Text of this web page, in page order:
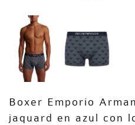
Boxer Emporio
jaquard en azul con